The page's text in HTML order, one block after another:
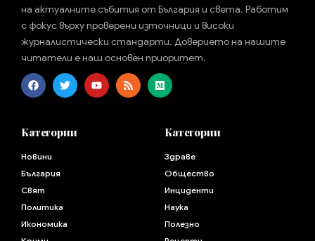
на актуалните събития от България и света. Работим
с фокус върху проверени източници и високи
журналистически стандарти. Доверието на нашите
читатели е наш основен приоритет.
Категории
Новини
България
Свят
Политика
Икономика
Категории
Здраве
Общество
Инциденти
Наука
Полезно